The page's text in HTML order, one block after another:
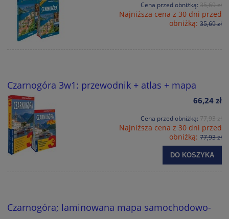
Cena przed obniżką: 35,69 zł
Najniższa cena z 30 dni przed
obniżką: 35,69 zł
Czarnogóra 3w1: przewodnik + atlas + mapa
66,24 zł
Cena przed obniżką: 77,93 zł
Najniższa cena z 30 dni przed
obniżką: 77,93 zł
DO KOSZYKA
Czarnogóra; laminowana mapa samochodowo-